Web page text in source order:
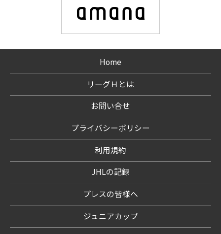
Home
リーグＨとは
お問い合せ
プライバシーポリシー
利用規約
JHLの記録
プレスの皆様へ
ジュニアカップ